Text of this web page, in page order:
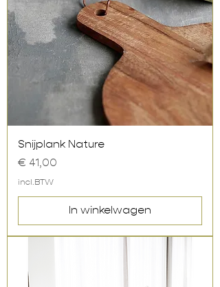
Snijplank Nature
Prijs
€ 41,00
incl.BTW
In winkelwagen